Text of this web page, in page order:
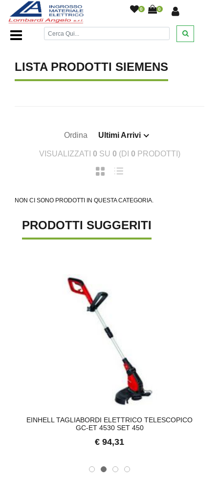
0 0
Home Page/Interruttori automatici//
LISTA PRODOTTI SIEMENS
Ordina Ultimi Arrivi
VISUALIZZATI 0 SU 0 (DI 0 PRODOTTI)
NON CI SONO PRODOTTI IN QUESTA CATEGORIA.
PRODOTTI SUGGERITI
EINHELL TAGLIABORDI ELETTRICO TELESCOPICO
GC-ET 4530 SET 450
€ 94,31